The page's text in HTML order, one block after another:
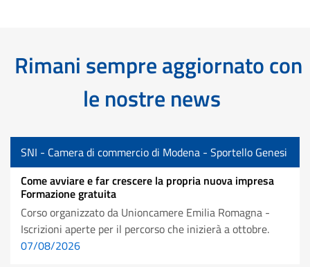
Rimani sempre aggiornato con
le nostre news
SNI - Camera di commercio di Modena - Sportello Genesi
Come avviare e far crescere la propria nuova impresa
Formazione gratuita
Corso organizzato da Unioncamere Emilia Romagna -
Iscrizioni aperte per il percorso che inizierà a ottobre.
07/08/2026